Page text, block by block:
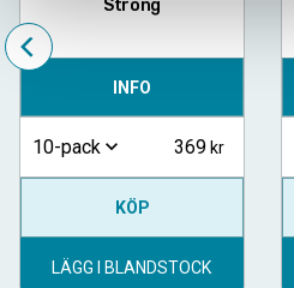
Strong
INFO
10-pack 369
KÖP
LÄGG I BLANDSTOCK